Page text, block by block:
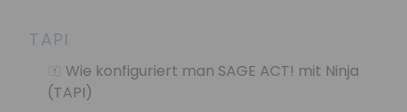
TAPI
Wie konfiguriert man SAGE ACT! mit Ninja
(TAPI)